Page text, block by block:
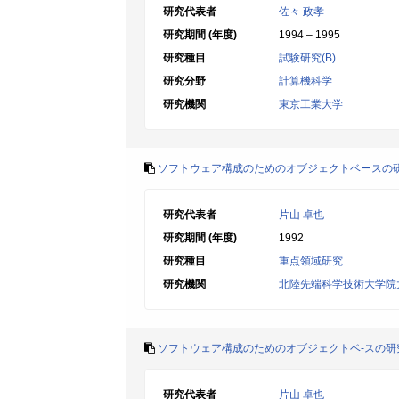
研究代表者
佐々 政孝
研究期間 (年度)
1994 – 1995
研究種目
試験研究(B)
研究分野
計算機科学
研究機関
東京工業大学
ソフトウェア構成のためのオブジェクトベースの
研究代表者
片山 卓也
研究期間 (年度)
1992
研究種目
重点領域研究
研究機関
北陸先端科学技術大学院
ソフトウェア構成のためのオブジェクトベ-スの研
研究代表者
片山 卓也